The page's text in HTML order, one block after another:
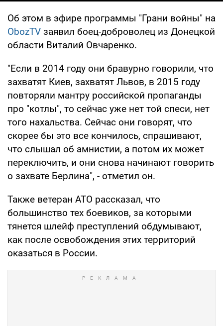
Об этом в эфире программы "Грани войны" на
ObozTV заявил боец-доброволец из Донецкой
области Виталий Овчаренко.
"Если в 2014 году они бравурно говорили, что
захватят Киев, захватят Львов, в 2015 году
повторяли мантру российской пропаганды
про "котлы", то сейчас уже нет той спеси, нет
того нахальства. Сейчас они говорят, что
скорее бы это все кончилось, спрашивают,
что слышал об амнистии, а потом их может
переключить, и они снова начинают говорить
о захвате Берлина", - отметил он.
Также ветеран АТО рассказал, что
большинство тех боевиков, за которыми
тянется шлейф преступлений обдумывают,
как после освобождения этих территорий
оказаться в России.